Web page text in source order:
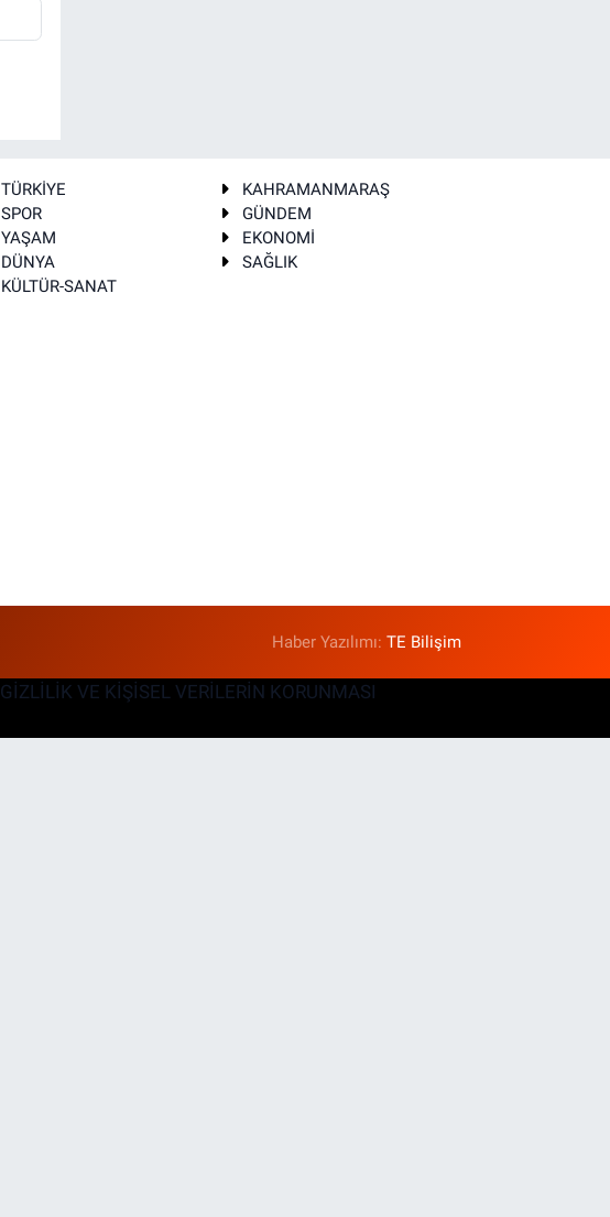
TÜRKİYE
KAHRAMANMARAŞ
SPOR
GÜNDEM
YAŞAM
EKONOMİ
DÜNYA
SAĞLIK
KÜLTÜR-SANAT
Haber Yazılımı:TE Bilişim
GİZLİLİK VE KİŞİSEL VERİLERİN KORUNMASI